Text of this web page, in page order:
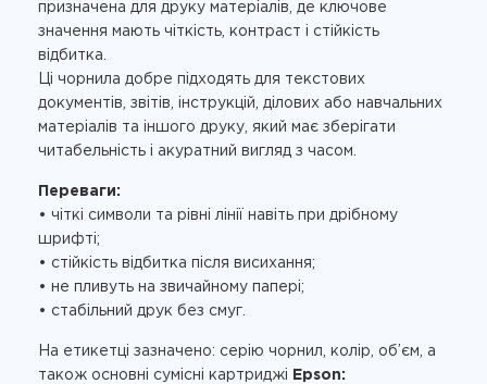
призначена для друку матеріалів, де ключове
значення мають чіткість, контраст і стійкість
відбитка.
Ці чорнила добре підходять для текстових
документів, звітів, інструкцій, ділових або навчальних
матеріалів та іншого друку, який має зберігати
читабельність і акуратний вигляд з часом.
Переваги:
• чіткі символи та рівні лінії навіть при дрібному
шрифті;
• стійкість відбитка після висихання;
• не пливуть на звичайному папері;
• стабільний друк без смуг.
На етикетці зазначено: серію чорнил, колір, об’єм, а
також основні сумісні картриджі
Epson: